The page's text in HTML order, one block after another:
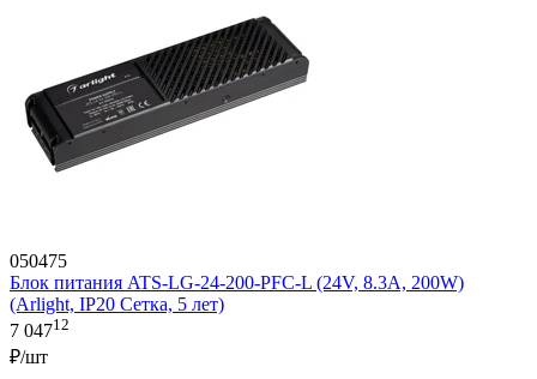
050475
Блок питания ATS-LG-24-200-PFC-L (24V, 8.3A, 200W)
(Arlight, IP20 Сетка, 5 лет)
7 04712
₽/шт